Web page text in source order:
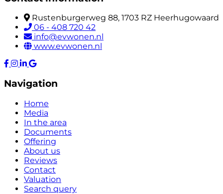
Rustenburgerweg 88, 1703 RZ Heerhugowaard
06 - 408 720 42
info@evwonen.nl
www.evwonen.nl
Navigation
Home
Media
In the area
Documents
Offering
About us
Reviews
Contact
Valuation
Search query